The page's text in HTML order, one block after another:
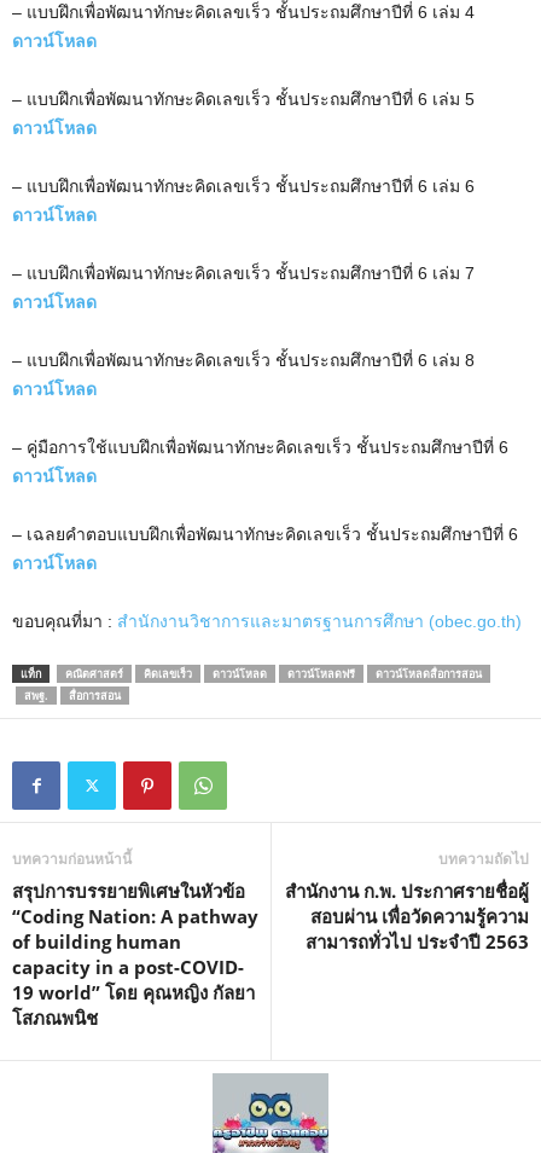
– แบบฝึกเพื่อพัฒนาทักษะคิดเลขเร็ว ชั้นประถมศึกษาปีที่ 6 เล่ม 4
ดาวน์โหลด
– แบบฝึกเพื่อพัฒนาทักษะคิดเลขเร็ว ชั้นประถมศึกษาปีที่ 6 เล่ม 5
ดาวน์โหลด
– แบบฝึกเพื่อพัฒนาทักษะคิดเลขเร็ว ชั้นประถมศึกษาปีที่ 6 เล่ม 6
ดาวน์โหลด
– แบบฝึกเพื่อพัฒนาทักษะคิดเลขเร็ว ชั้นประถมศึกษาปีที่ 6 เล่ม 7
ดาวน์โหลด
– แบบฝึกเพื่อพัฒนาทักษะคิดเลขเร็ว ชั้นประถมศึกษาปีที่ 6 เล่ม 8
ดาวน์โหลด
– คู่มือการใช้แบบฝึกเพื่อพัฒนาทักษะคิดเลขเร็ว ชั้นประถมศึกษาปีที่ 6
ดาวน์โหลด
– เฉลยคำตอบแบบฝึกเพื่อพัฒนาทักษะคิดเลขเร็ว ชั้นประถมศึกษาปีที่ 6
ดาวน์โหลด
ขอบคุณที่มา : สำนักงานวิชาการและมาตรฐานการศึกษา (obec.go.th)
แท็ก คณิตศาสตร์ คิดเลขเร็ว ดาวน์โหลด ดาวน์โหลดฟรี
ดาวน์โหลดสื่อการสอน
สพฐ.
สื่อการสอน
บทความก่อนหน้านี้
สรุปการบรรยายพิเศษในหัวข้อ
“Coding Nation: A pathway
of building human
capacity in a post-COVID-
19 world” โดย คุณหญิง กัลยา
โสภณพนิช
บทความถัดไป
สํานักงาน ก.พ. ประกาศรายชื่อผู้
สอบผ่าน เพื่อวัดความรู้ความ
สามารถทั่วไป ประจําปี 2563